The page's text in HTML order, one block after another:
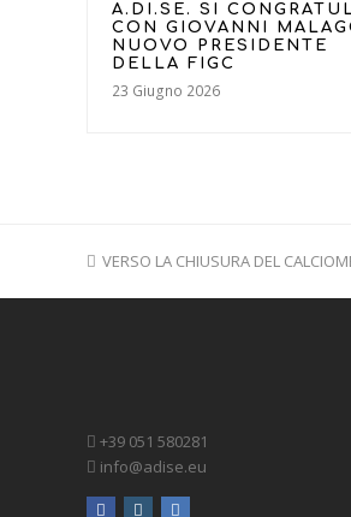
A.DI.SE. SI
CON GIOVANNI
NUOVO PRESIDENTE
DELLA FIGC
23 Giugno 2026
previous
VERSO LA CHIUSURA DEL
+39 051 580281
info@adise.eu
facebookinstagram